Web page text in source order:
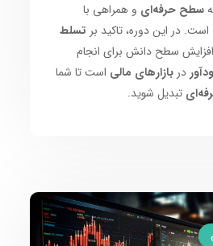
سطح حرفه‌ای و همراهی با
در این دوره، تاکید بر تسلط
سطح دانش برای انجام
دربازارهای مالی است تا شما
تبدیل شوید.